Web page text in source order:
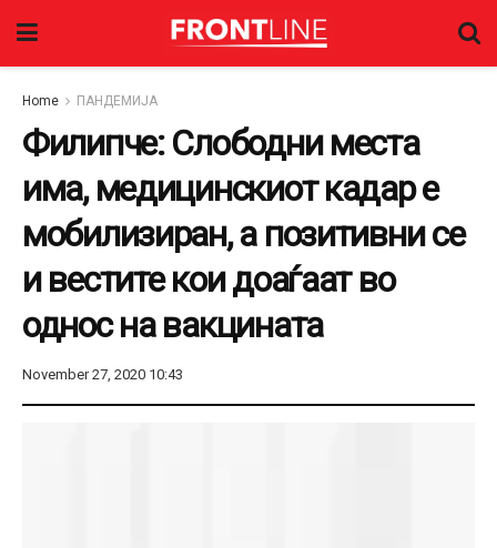
Home ПАНДЕМИЈА
Филипче: Слободни места
има, медицинскиот кадар е
мобилизиран, а позитивни се
и вестите кои доаѓаат во
однос на вакцината
November 27, 2020 10:43